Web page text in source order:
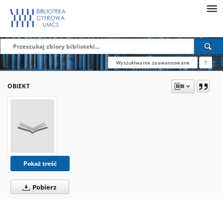
Wyszukiwanie zaawansowane ?
OBIEKT
Pokaż treść
Pobierz